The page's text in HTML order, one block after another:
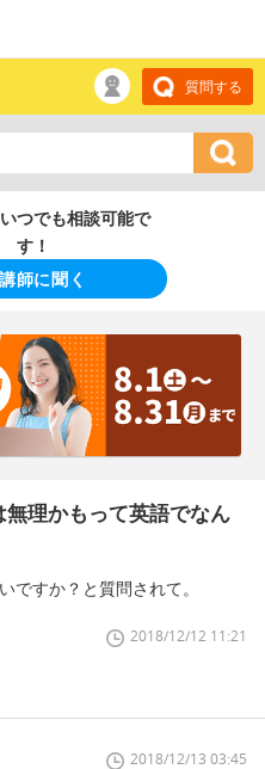
質問する
つでも相談可能で
す！
師に聞く
理かもって英語でなん
ですか？と質問されて。
2018/12/12 11:21
2018/12/13 03:45